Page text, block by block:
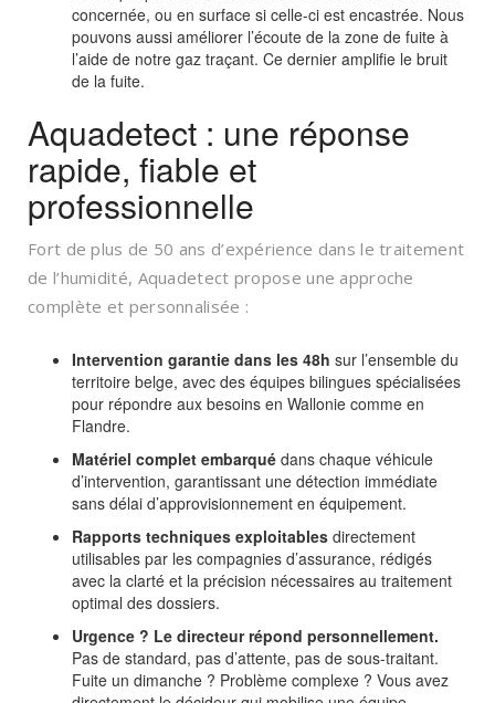
concernée, ou en surface si celle-ci est encastrée. Nous
pouvons aussi améliorer l’écoute de la zone de fuite à
l’aide de notre gaz traçant. Ce dernier amplifie le bruit
de la fuite.
Aquadetect : une réponse
rapide, fiable et
professionnelle
Fort de plus de 50 ans d’expérience dans le traitement
de l’humidité, Aquadetect propose une approche
complète et personnalisée :
Intervention garantie dans les 48h sur l’ensemble du
territoire belge, avec des équipes bilingues spécialisées
pour répondre aux besoins en Wallonie comme en
Flandre.
Matériel complet embarqué dans chaque véhicule
d’intervention, garantissant une détection immédiate
sans délai d’approvisionnement en équipement.
Rapports techniques exploitables directement
utilisables par les compagnies d’assurance, rédigés
avec la clarté et la précision nécessaires au traitement
optimal des dossiers.
Urgence ? Le directeur répond personnellement.
Pas de standard, pas d’attente, pas de sous-traitant.
Fuite un dimanche ? Problème complexe ? Vous avez